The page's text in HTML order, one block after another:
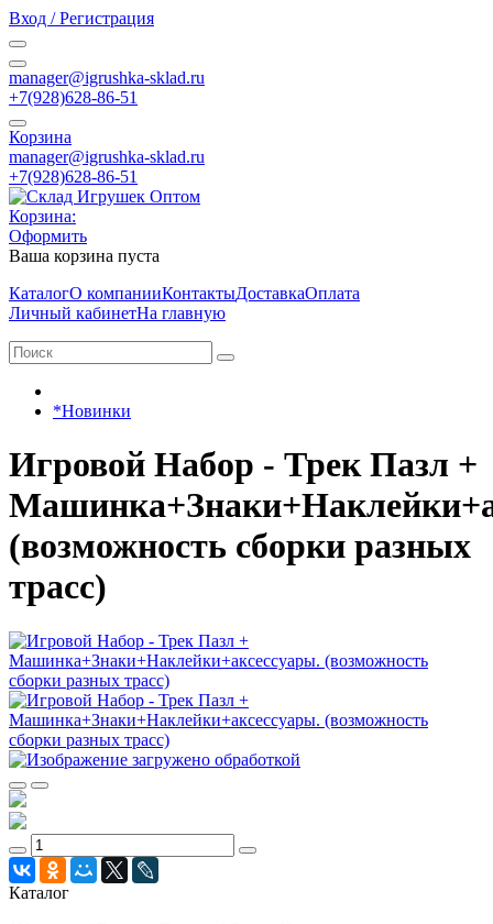
Вход / Регистрация
manager@igrushka-sklad.ru
+7(928)628-86-51
Корзина
manager@igrushka-sklad.ru
+7(928)628-86-51
Корзина:
Оформить
Ваша корзина пуста
КаталогО компанииКонтактыДоставкаОплата
Личный кабинетНа главную
*Новинки
Игровой Набор - Трек Пазл +
(возможность сборки разных
трасс)
Каталог